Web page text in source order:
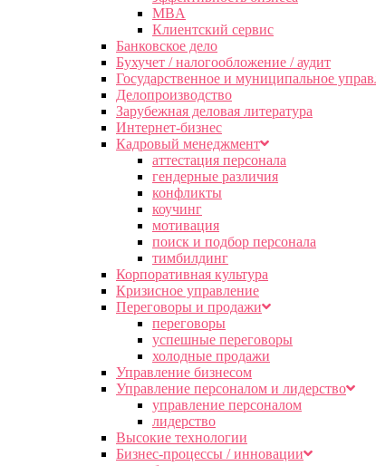
MBA
Клиентский сервис
Банковское дело
Бухучет / налогообложение / аудит
Государственное и муниципальное
Делопроизводство
Зарубежная деловая литература
Интернет-бизнес
Кадровый менеджмент
аттестация персонала
гендерные различия
конфликты
коучинг
мотивация
поиск и подбор персонала
тимбилдинг
Корпоративная культура
Кризисное управление
Переговоры и продажи
переговоры
успешные переговоры
холодные продажи
Управление бизнесом
Управление персоналом и лидерство
управление персоналом
лидерство
Высокие технологии
Бизнес-процессы / инновации